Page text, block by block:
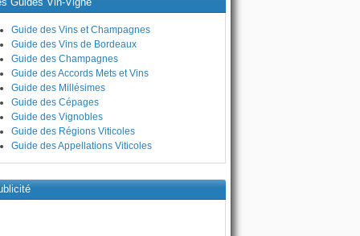
Guide des Vins et Champagnes
Guide des Vins de Bordeaux
Guide des Champagnes
Guide des Accords Mets et Vins
Guide des Millésimes
Guide des Cépages
Guide des Vignobles
Guide des Régions Viticoles
Guide des Appellations Viticoles